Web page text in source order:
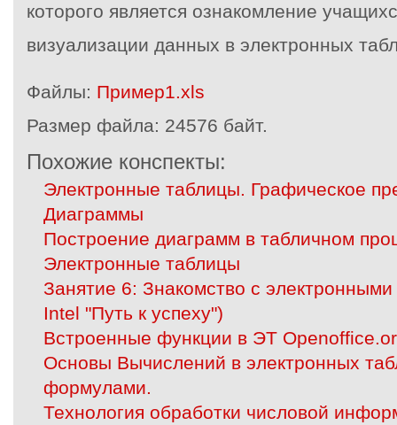
которого является ознакомление
визуализации данных в электронных
Файлы: Пример1.xls
Размер файла: 24576 байт.
Похожие конспекты:
Электронные таблицы. Графическое
Диаграммы
Построение диаграмм в табличном
Электронные таблицы
Занятие 6: Знакомство с
Intel "Путь к успеху")
Встроенные функции в ЭТ
Основы Вычислений в электронных
формулами.
Технология обработки числовой